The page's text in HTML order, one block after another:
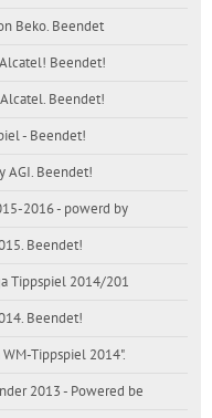
Beko. Beendet
Beendet!
Beendet!
- Beendet!
AGI. Beendet!
2016 - powerd by
Beendet!
Tippspiel 2014/201
Beendet!
Tippspiel 2014".
2013 - Powered be